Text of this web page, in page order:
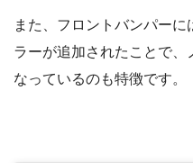
また、フロントバンパー
ラーが追加されたことで、
なっているのも特徴です。